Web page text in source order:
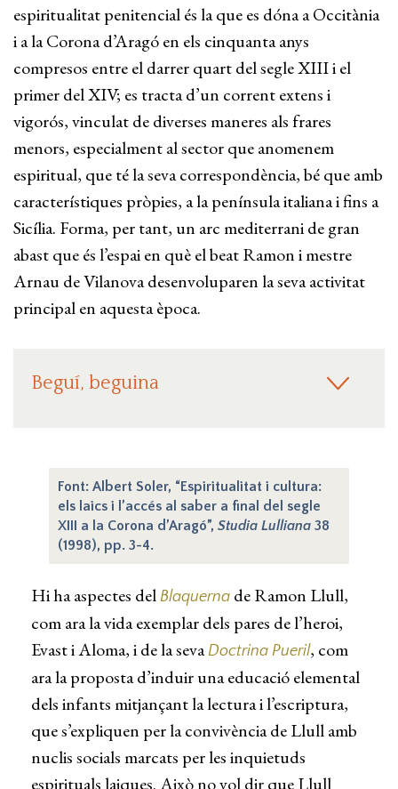
espiritualitat penitencial és la que es dóna a Occitània
i a la Corona d’Aragó en els cinquanta anys
compresos entre el darrer quart del segle XIII i el
primer del XIV; es tracta d’un corrent extens i
vigorós, vinculat de diverses maneres als frares
menors, especialment al sector que anomenem
espiritual, que té la seva correspondència, bé que amb
característiques pròpies, a la península italiana i fins a
Sicília. Forma, per tant, un arc mediterrani de gran
abast que és l’espai en què el beat Ramon i mestre
Arnau de Vilanova desenvoluparen la seva activitat
principal en aquesta època.
Beguí, beguina
Font: Albert Soler, “Espiritualitat i cultura:
els laics i l’accés al saber a final del segle
XIII a la Corona d’Aragó”, Studia Lulliana 38
(1998), pp. 3-4.
Hi ha aspectes del Blaquerna de Ramon Llull,
com ara la vida exemplar dels pares de l’heroi,
Evast i Aloma, i de la sevaDoctrina Pueril, com
ara la proposta d’induir una educació elemental
dels infants mitjançant la lectura i l’escriptura,
que s’expliquen per la convivència de Llull amb
nuclis socials marcats per les inquietuds
espirituals laiques. Això no vol dir que Llull